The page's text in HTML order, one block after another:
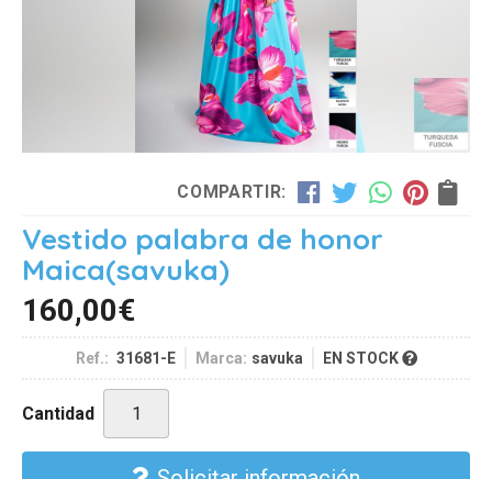
COMPARTIR:
Vestido palabra de honor
Maica(savuka)
160,00€
Ref.: 31681-E Marca: savuka EN STOCK
Cantidad